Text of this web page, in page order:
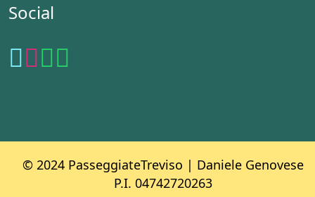
Social
© 2024 PasseggiateTreviso | Daniele Genovese
P.I. 04742720263